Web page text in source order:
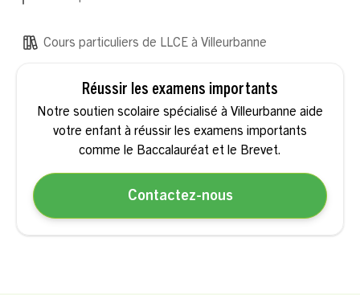
Cours particuliers de LLCE à Villeurbanne
Réussir les examens importants
Notre soutien scolaire spécialisé à Villeurbanne aide
votre enfant à réussir les examens importants
comme le Baccalauréat et le Brevet.
Contactez-nous